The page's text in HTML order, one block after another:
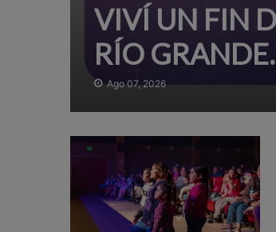
VIVÍ UN FIN
RÍO GRANDE.
Ago 07, 2026